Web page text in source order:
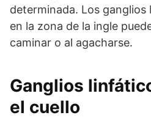
determinada. Los
en la zona de la ingle
caminar o al agacharse.
Ganglios
el cuello